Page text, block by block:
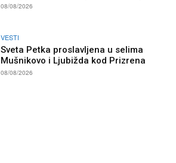
08/08/2026
VESTI
Sveta Petka proslavljena u selima
Mušnikovo i Ljubižda kod Prizrena
08/08/2026